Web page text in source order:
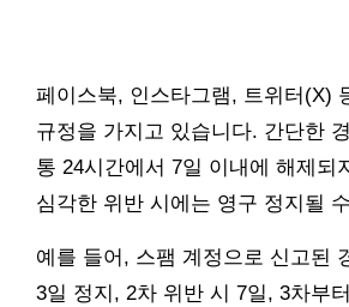
페이스북, 인스타그램, 트위터(X)
규정을 가지고 있습니다. 간단한
통 24시간에서 7일 이내에 해제되
심각한 위반 시에는 영구 정지될
예를 들어, 스팸 계정으로 신고된
3일 정지, 2차 위반 시 7일, 3차부